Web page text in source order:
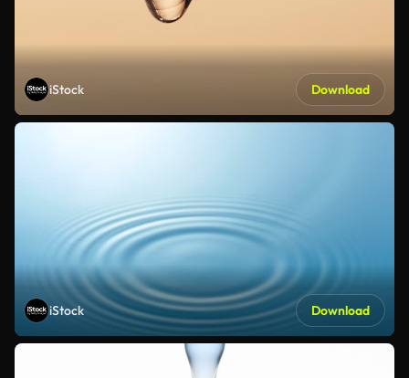
iStock Download
iStock Download